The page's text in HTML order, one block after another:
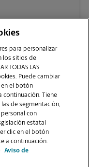
TIENDA
para personalizar
los sitios de
TODAS LAS
Puede cambiar
en el botón
a continuación. Tiene
de segmentación,
con
estatal
clic en el botón
a continuación.
Aviso de